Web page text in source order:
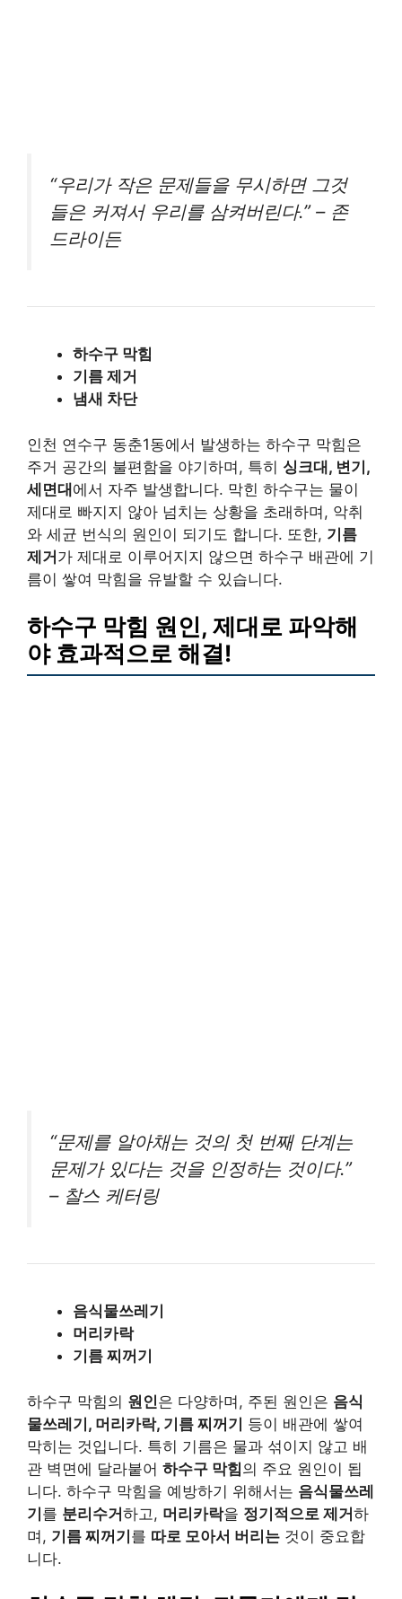
“우리가 작은 문제들을 무시하면 그것
들은 커져서 우리를 삼켜버린다.” – 존
드라이든
하수구 막힘
기름 제거
냄새 차단
인천 연수구 동춘1동에서 발생하는 하수구 막힘은
주거 공간의 불편함을 야기하며, 특히 싱크대, 변기,
세면대에서 자주 발생합니다. 막힌 하수구는 물이
제대로 빠지지 않아 넘치는 상황을 초래하며, 악취
와 세균 번식의 원인이 되기도 합니다. 또한, 기름
제거가 제대로 이루어지지 않으면 하수구 배관에 기
름이 쌓여 막힘을 유발할 수 있습니다.
하수구 막힘 원인, 제대로 파악해
야 효과적으로 해결!
“문제를 알아채는 것의 첫 번째 단계는
문제가 있다는 것을 인정하는 것이다.”
– 찰스 케터링
음식물쓰레기
머리카락
기름 찌꺼기
하수구 막힘의 원인은 다양하며, 주된 원인은 음식
물쓰레기, 머리카락, 기름 찌꺼기 등이 배관에 쌓여
막히는 것입니다. 특히 기름은 물과 섞이지 않고 배
관 벽면에 달라붙어 하수구 막힘의 주요 원인이 됩
니다. 하수구 막힘을 예방하기 위해서는 음식물쓰레
기를 분리수거하고, 머리카락을 정기적으로 제거하
며, 기름 찌꺼기를 따로 모아서 버리는 것이 중요합
니다.